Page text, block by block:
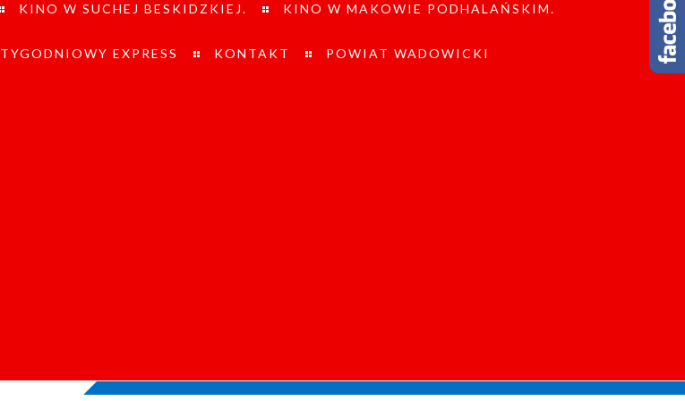
KINO W SUCHEJ BESKIDZKIEJ. KINO W MAKOWIE PODHALAŃSKIM.
TYGODNIOWY EXPRESS KONTAKT POWIAT WADOWICKI